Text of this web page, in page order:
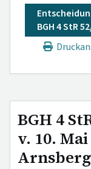
BGH 4 StR
BGH 4
v. 10.